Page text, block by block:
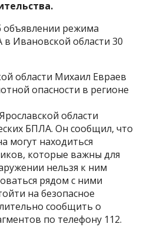
режима
Ивановской области 30
области Михаил Евраев
опасности в регионе
области
БПЛА. Он сообщил, что
могут находиться
которые важны для
нельзя к ним
рядом с ними
на безопасное
сообщить о
по телефону 112.